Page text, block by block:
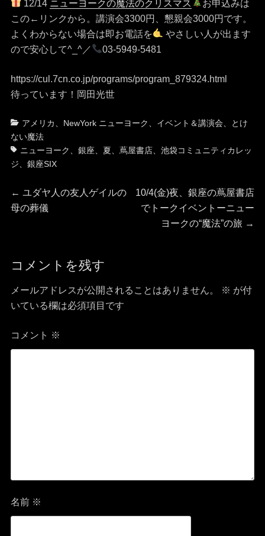
12/14 ニューヨークの魔法のクリスマス
お申込みは
この←リンクから。講演会3300円、懇親会3000円です。
よくわからない場合は即お電話を
やさしい人が出ます
ので安心して^_^／
03-5949-5481
https://cul.7cn.co.jp/programs/program_879324.html
待っています！岡田光世
カ
テ
ゴ
リ
アメリカ NewYork ニューヨーク イベント＆講演会、
とけ
ない魔法
ニューヨーク
銀座 夏 蔦屋書店、 池袋コミュニティカレッ
ジ
銀座SIX
投
ビ
ゲ
ー
シ
← 前
の
ユダヤ人の友人ゲイルの
母の葬儀
次
の
10/4(金)夜、銀座の蔦屋書店
でトークイベントーニュー
ヨークの“魔法”の旅 →
コメントを残す
メールアドレスが公開されることはありません。 ※ が付
いている欄は必須項目です
コメント ※
名前 ※